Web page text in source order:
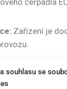
souhlasu se
Zařízení je